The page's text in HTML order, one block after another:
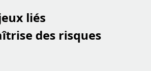
liés
des risques